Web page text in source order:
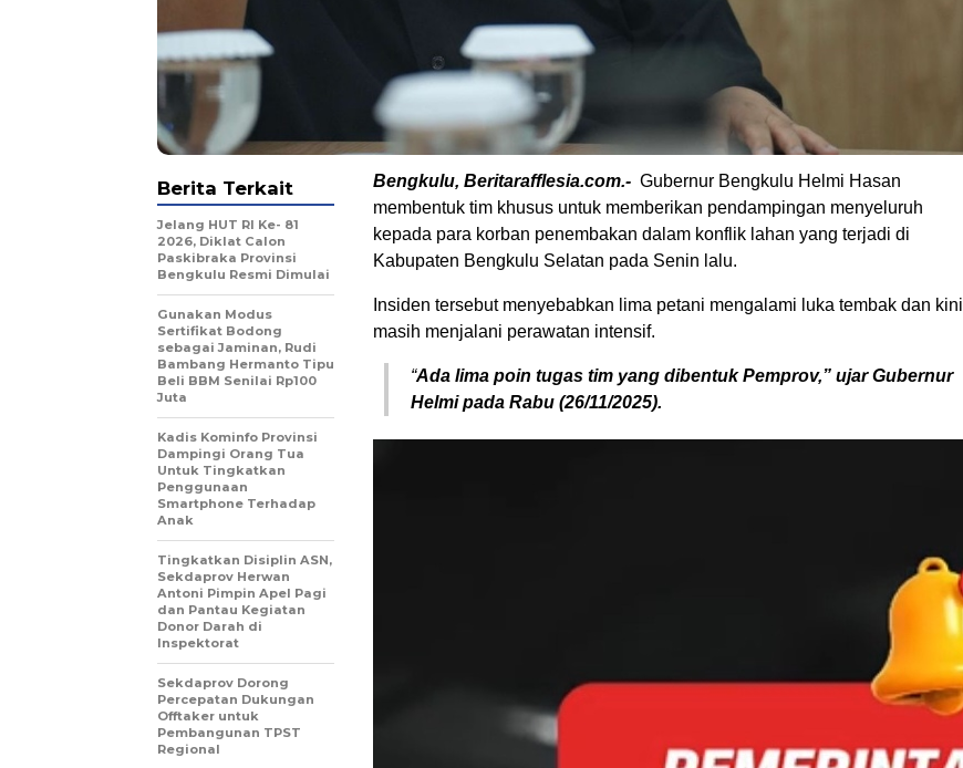
Bengkulu, Beritarafflesia.com.- Gubernur Bengkulu Helmi Hasan
membentuk tim khusus untuk memberikan pendampingan menyeluruh
kepada para korban penembakan dalam konflik lahan yang terjadi di
Kabupaten Bengkulu Selatan pada Senin lalu.
Insiden tersebut menyebabkan lima petani mengalami luka tembak dan kini
masih menjalani perawatan intensif.
“Ada lima poin tugas tim yang dibentuk Pemprov,” ujar Gubernur
Helmi pada Rabu (26/11/2025).
Berita Terkait
Jelang HUT RI Ke- 81
2026, Diklat Calon
Paskibraka Provinsi
Bengkulu Resmi Dimulai
Gunakan Modus
Sertifikat Bodong
sebagai Jaminan, Rudi
Bambang Hermanto Tipu
Beli BBM Senilai Rp100
Juta
Kadis Kominfo Provinsi
Dampingi Orang Tua
Untuk Tingkatkan
Penggunaan
Smartphone Terhadap
Anak
Tingkatkan Disiplin ASN,
Sekdaprov Herwan
Antoni Pimpin Apel Pagi
dan Pantau Kegiatan
Donor Darah di
Inspektorat
Sekdaprov Dorong
Percepatan Dukungan
Offtaker untuk
Pembangunan TPST
Regional